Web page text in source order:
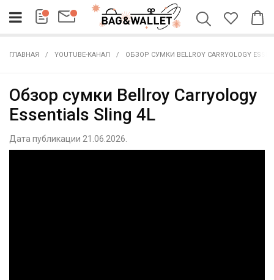
ГЛАВНАЯ YOUTUBE-КАНАЛ ОБЗОР СУМКИ BELLROY CARRYOLOGY
Обзор сумки Bellroy Carryology
Essentials Sling 4L
Дата публикации 21.06.2026.